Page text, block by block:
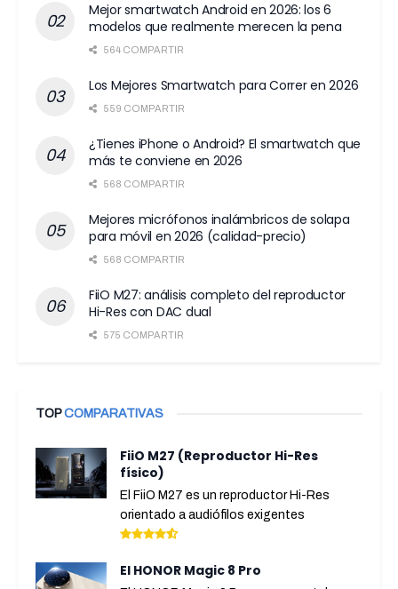
Mejor smartwatch Android en 2026: los 6
modelos que realmente merecen la pena
564 COMPARTIR
Los Mejores Smartwatch para Correr en 2026
559 COMPARTIR
¿Tienes iPhone o Android? El smartwatch que
más te conviene en 2026
568 COMPARTIR
Mejores micrófonos inalámbricos de solapa
para móvil en 2026 (calidad-precio)
568 COMPARTIR
FiiO M27: análisis completo del reproductor
Hi-Res con DAC dual
575 COMPARTIR
TOPCOMPARATIVAS
FiiO M27 (Reproductor Hi-Res
físico)
El FiiO M27 es un reproductor Hi-Res
orientado a audiófilos exigentes
El HONOR Magic 8 Pro